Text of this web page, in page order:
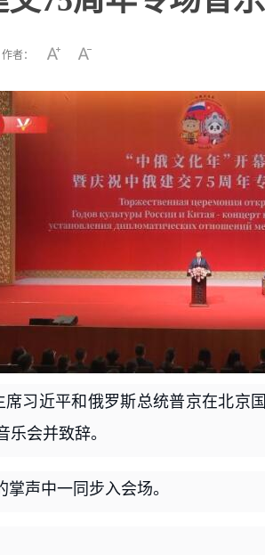
作者：
习近平和俄罗斯总统普京在北京
会并致辞。
声中一同步入会场。